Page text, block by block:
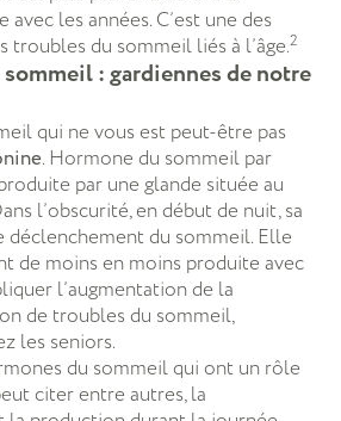
avec les années. C’est une des
troubles du sommeil liés à l’âge.2
: gardiennes de notre
qui ne vous est peut-être pas
. Hormone du sommeil par
par une glande située au
l’obscurité, en début de nuit, sa
du sommeil. Elle
de moins en moins produite avec
l’augmentation de la
de troubles du sommeil,
les seniors.
du sommeil qui ont un rôle
citer entre autres, la